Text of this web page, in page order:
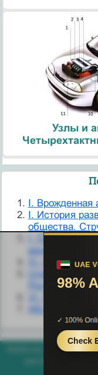
Узлы и
I. Врожденная
I. История
общества.
I. Основные
венерологии
IV.
Uлава 4.
России
VI. История
helpiks.org - Хелпикс.Орг -